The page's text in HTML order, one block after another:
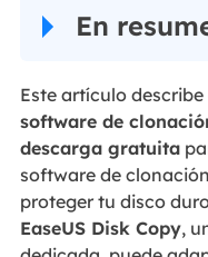
En
Este artículo
software de
descarga gratuita
software de
proteger tu disco
EaseUS Disk Copy,